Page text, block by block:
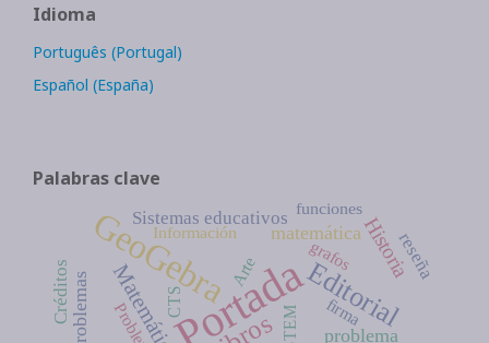
Idioma
Português (Portugal)
Español (España)
Palabras clave
Portada
GeoGebra Editorial
Matemáticas
Historia
matemática
problema
reseña
Créditos
Sistemas educativos
STEM firma
Arte
Información
funciones
CTS
grafos